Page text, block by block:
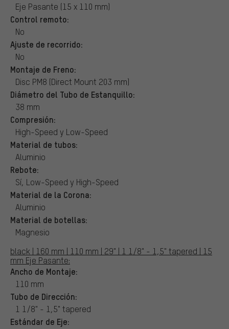
Eje Pasante (15 x 110 mm)
Control remoto:
No
Ajuste de recorrido:
No
Montaje de Freno:
Disc PM8 (Direct Mount 203 mm)
Diámetro del Tubo de Estanquillo:
38 mm
Compresión:
High-Speed y Low-Speed
Material de tubos:
Aluminio
Rebote:
Sí, Low-Speed y High-Speed
Material de la Corona:
Aluminio
Material de botellas:
Magnesio
black | 160 mm | 110 mm | 29" | 1 1/8" - 1,5" tapered | 15
mm Eje Pasante:
Ancho de Montaje:
110 mm
Tubo de Dirección:
1 1/8" - 1,5" tapered
Estándar de Eje: